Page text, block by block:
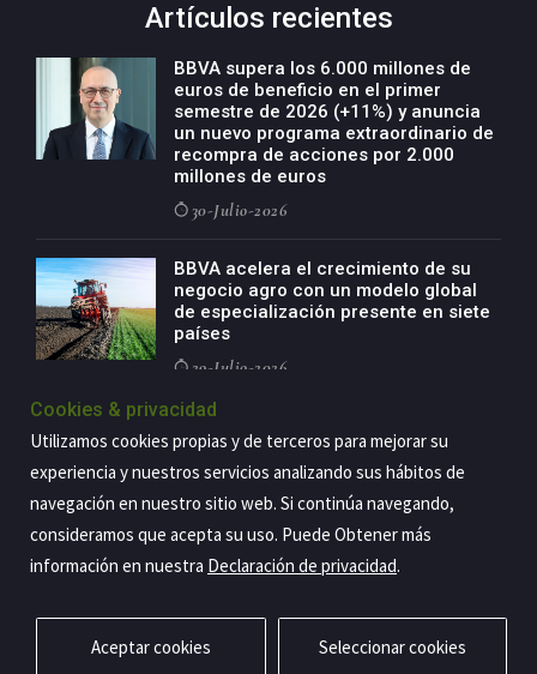
Artículos recientes
BBVA supera los 6.000 millones de
euros de beneficio en el primer
semestre de 2026 (+11%) y anuncia
un nuevo programa extraordinario de
recompra de acciones por 2.000
millones de euros
30-Julio-2026
BBVA acelera el crecimiento de su
negocio agro con un modelo global
de especialización presente en siete
países
29-Julio-2026
Copyright@2026 Estrategia Empresarial
Privacidad Política de cookies Contacto
Cookies & privacidad
Utilizamos cookies propias y de terceros para mejorar su
experiencia y nuestros servicios analizando sus hábitos de
navegación en nuestro sitio web. Si continúa navegando,
consideramos que acepta su uso. Puede Obtener más
información en nuestra Declaración de privacidad.
Aceptar cookies Seleccionar cookies